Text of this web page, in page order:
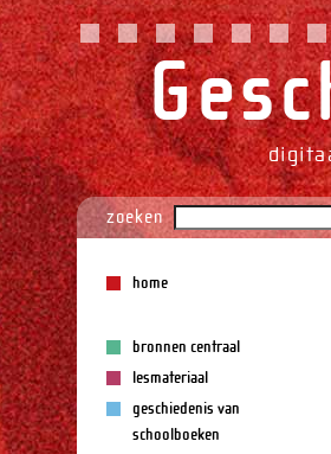
zoeken
home
bronnen centraal
lesmateriaal
geschiedenis van
schoolboeken